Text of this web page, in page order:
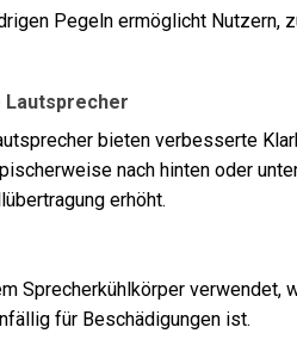
Pegeln ermöglicht Nutzern,
bieten verbesserte
nach hinten oder
erhöht.
Sprecherkühlkörper verwendet,
für Beschädigungen ist.